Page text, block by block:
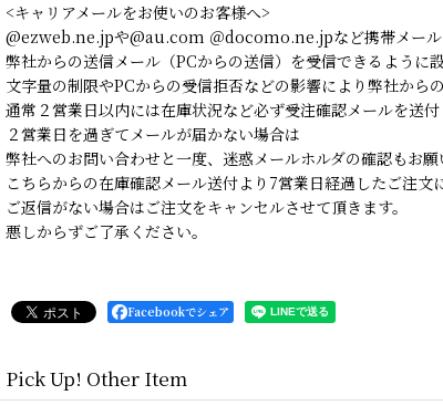
<キャリアメールをお使いのお客様へ>
@ezweb.ne.jpや@au.com ＠docomo.ne.jpなど携帯メール
弊社からの送信メール（PCからの送信）を受信できるように設
文字量の制限やPCからの受信拒否などの影響により弊社から
通常２営業日以内には在庫状況など必ず受注確認メールを送付
２営業日を過ぎてメールが届かない場合は
弊社へのお問い合わせと一度、迷惑メールホルダの確認もお願
こちらからの在庫確認メール送付より7営業日経過したご注文
ご返信がない場合はご注文をキャンセルさせて頂きます。
悪しからずご了承ください。
Facebookでシェア
Pick Up! Other Item